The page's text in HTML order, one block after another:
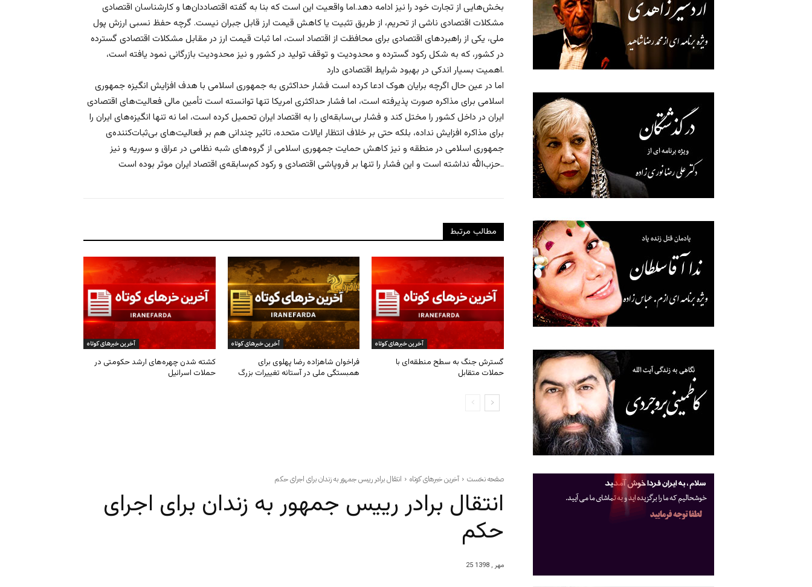
بخش‌هایی از تجارت خود را نیز ادامه دهد.اما واقعیت این است که بنا به گفته اقتصاددان‌ها و کارشناسان اقتصادی
مشکلات اقتصادی ناشی از تحریم، از طریق تثبیت یا کاهش قیمت ارز قابل جبران نیست. گرچه حفظ نسبی ارزش پول
ملی، یکی از راهبردهای اقتصادی برای محافظت از اقتصاد است، اما ثبات قیمت ارز در مقابل مشکلات اقتصادی گسترده
در کشور، که به شکل رکود گسترده و محدودیت و توقف تولید در کشور و نیز محدودیت بازرگانی نمود یافته است،
اهمیت بسیار اندکی در بهبود شرایط اقتصادی دارد.
اما در عین حال اگرچه برایان هوک ادعا کرده است فشار حداکثری به جمهوری اسلامی با هدف افزایش انگیزه جمهوری
اسلامی برای مذاکره صورت پذیرفته است، اما فشار حداکثری امریکا تنها توانسته است تأمین مالی فعالیت‌های اقتصادی
ایران در داخل کشور را مختل کند و فشار بی‌سابقه‌ای را به اقتصاد ایران تحمیل کرده است، اما نه تنها انگیزه‌های ایران را
برای مذاکره افزایش نداده،‌ بلکه حتی بر خلاف انتظار ایالات متحده، تاثیر چندانی هم بر فعالیت‌های بی‌ثبات‌کننده‌ی
جمهوری اسلامی در منطقه و نیز کاهش حمایت جمهوری اسلامی از گروه‌های شبه نظامی در عراق و سوریه و نیز
حزب‌الله نداشته است و این فشار را تنها بر فروپاشی اقتصادی و رکود کم‌سابقه‌ی اقتصاد ایران موثر بوده است..
مطالب مرتبط
آخرین خبرهای کوتاه
کشته شدن چهره‌های ارشد حکومتی در
حملات اسرائیل
آخرین خبرهای کوتاه
فراخوان شاهزاده رضا پهلوی برای
همبستگی ملی در آستانه تغییرات بزرگ
آخرین خبرهای کوتاه
گسترش جنگ به سطح منطقه‌ای با
حملات متقابل